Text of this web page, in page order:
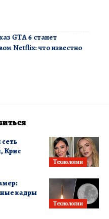
GTA 6 станет
Netflix: что известно
Технологии
Крис
Технологии
кадры